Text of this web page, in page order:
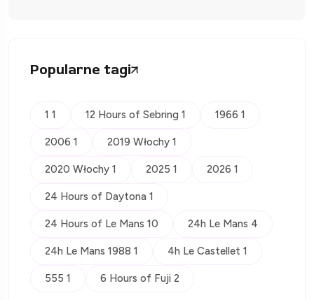
Popularne tagi
1 1 12 Hours of Sebring 1 1966 1
2006 1 2019 Włochy 1
2020 Włochy 1 2025 1 2026 1
24 Hours of Daytona 1
24 Hours of Le Mans 10 24h Le Mans 4
24h Le Mans 1988 1 4h Le Castellet 1
555 1 6 Hours of Fuji 2